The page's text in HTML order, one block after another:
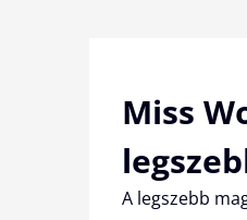
Miss
A legszebb